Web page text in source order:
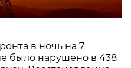
в ночь на 7
было нарушено в 438